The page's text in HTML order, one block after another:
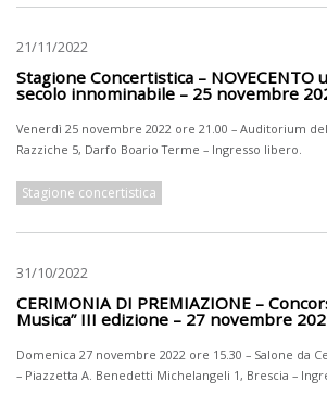
21/11/2022
Stagione Concertistica – NOVECENTO
secolo innominabile – 25 novembre
Venerdì 25 novembre 2022 ore 21.00 – Auditorium
Razziche 5, Darfo Boario Terme – Ingresso libero.
Stagione concertistica
31/10/2022
CERIMONIA DI PREMIAZIONE –
Musica” III edizione – 27 novembre
Domenica 27 novembre 2022 ore 15.30 – Salone da
– Piazzetta A. Benedetti Michelangeli 1, Brescia –